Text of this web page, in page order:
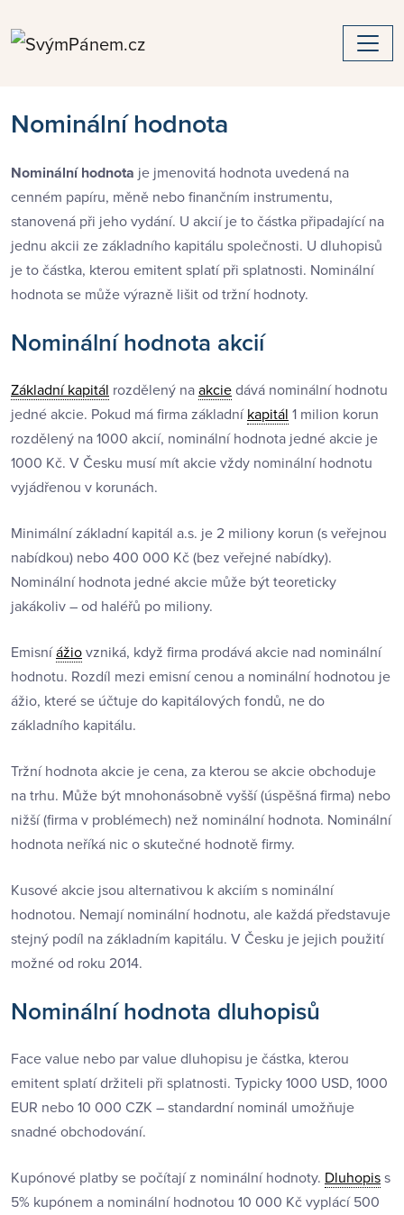
Nominální hodnota
Nominální hodnota je jmenovitá hodnota uvedená na
cenném papíru, měně nebo finančním instrumentu,
stanovená při jeho vydání. U akcií je to částka připadající na
jednu akcii ze základního kapitálu společnosti. U dluhopisů
je to částka, kterou emitent splatí při splatnosti. Nominální
hodnota se může výrazně lišit od tržní hodnoty.
Nominální hodnota akcií
Základní kapitál rozdělený naakciedává nominální hodnotu
jedné akcie. Pokud má firma základníkapitál 1 milion korun
rozdělený na 1000 akcií, nominální hodnota jedné akcie je
1000 Kč. V Česku musí mít akcie vždy nominální hodnotu
vyjádřenou v korunách.
Minimální základní kapitál a.s. je 2 miliony korun (s veřejnou
nabídkou) nebo 400 000 Kč (bez veřejné nabídky).
Nominální hodnota jedné akcie může být teoreticky
jakákoliv – od haléřů po miliony.
Emisníážiovzniká, když firma prodává akcie nad nominální
hodnotu. Rozdíl mezi emisní cenou a nominální hodnotou je
ážio, které se účtuje do kapitálových fondů, ne do
základního kapitálu.
Tržní hodnota akcie je cena, za kterou se akcie obchoduje
na trhu. Může být mnohonásobně vyšší (úspěšná firma) nebo
nižší (firma v problémech) než nominální hodnota. Nominální
hodnota neříká nic o skutečné hodnotě firmy.
Kusové akcie jsou alternativou k akciím s nominální
hodnotou. Nemají nominální hodnotu, ale každá představuje
stejný podíl na základním kapitálu. V Česku je jejich použití
možné od roku 2014.
Nominální hodnota dluhopisů
Face value nebo par value dluhopisu je částka, kterou
emitent splatí držiteli při splatnosti. Typicky 1000 USD, 1000
EUR nebo 10 000 CZK – standardní nominál umožňuje
snadné obchodování.
Kupónové platby se počítají z nominální hodnoty. Dluhopiss
5% kupónem a nominální hodnotou 10 000 Kč vyplácí 500